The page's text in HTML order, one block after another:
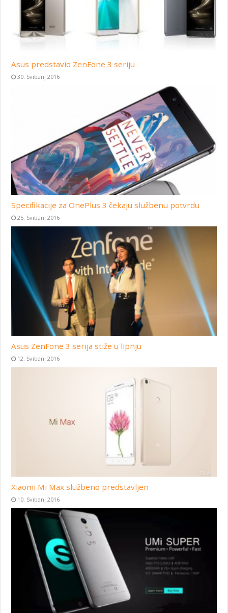
Asus predstavio ZenFone 3 seriju
30. Svibanj 2016
Specifikacije za OnePlus 3 čekaju službenu potvrdu
25. Svibanj 2016
Asus ZenFone 3 serija stiže u lipnju
12. Svibanj 2016
Xiaomi Mi Max službeno predstavljen
10. Svibanj 2016